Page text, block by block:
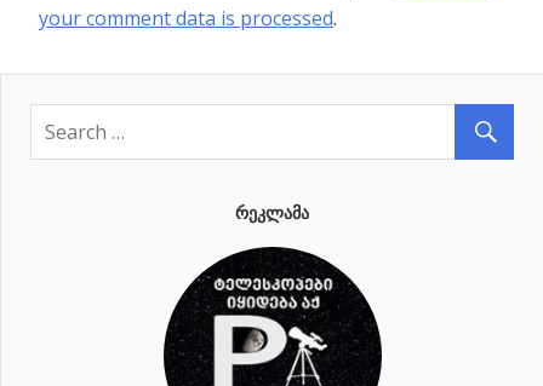
your comment data is processed.
ᲠᲔᲙᲚᲐᲛᲐ